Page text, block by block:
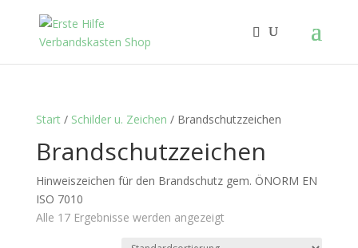
Start/ Schilder u. Zeichen / Brandschutzzeichen
Brandschutzzeichen
Hinweiszeichen für den Brandschutz gem. ÖNORM EN
ISO 7010
Alle 17 Ergebnisse werden angezeigt